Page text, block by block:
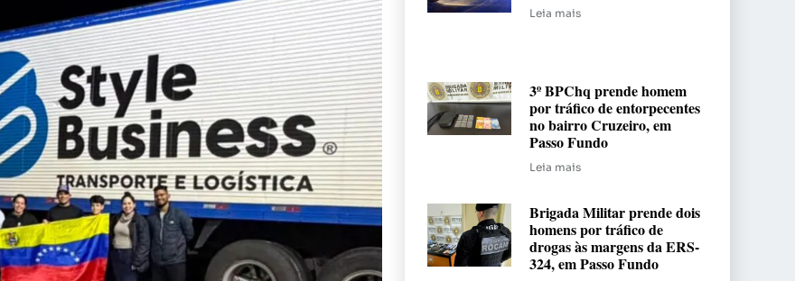
Leia mais
3º BPChq prende homem
por tráfico de entorpecentes
no bairro Cruzeiro, em
Passo Fundo
Leia mais
Brigada Militar prende dois
homens por tráfico de
drogas às margens da ERS-
324, em Passo Fundo